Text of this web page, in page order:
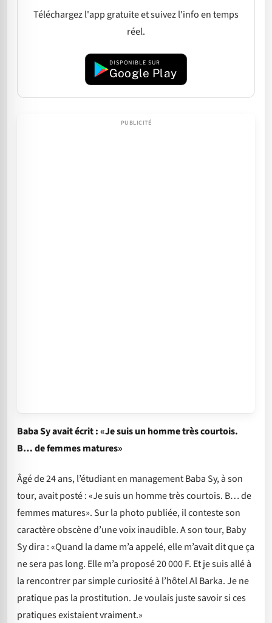
Téléchargez l'app gratuite et suivez l'info en temps
réel.
DISPONIBLE SUR
Google Play
Baba Sy avait écrit : «Je suis un homme très courtois.
B… de femmes matures»
Âgé de 24 ans, l’étudiant en management Baba Sy, à son
tour, avait posté : «Je suis un homme très courtois. B… de
femmes matures». Sur la photo publiée, il conteste son
caractère obscène d’une voix inaudible. A son tour, Baby
Sy dira : «Quand la dame m’a appelé, elle m’avait dit que ça
ne sera pas long. Elle m’a proposé 20 000 F. Et je suis allé à
la rencontrer par simple curiosité à l’hôtel Al Barka. Je ne
pratique pas la prostitution. Je voulais juste savoir si ces
pratiques existaient vraiment.»